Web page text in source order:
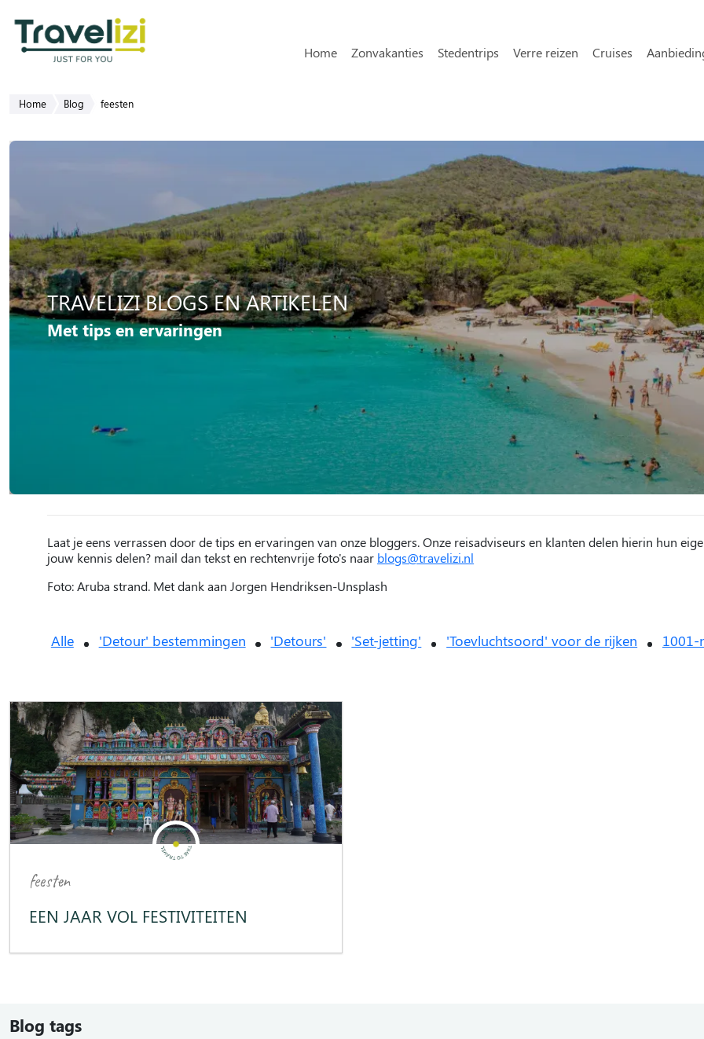
Hoofdnavigatie
Home Zonvakanties Stedentrips Verre reizen Cruises
Home Blog feesten
TRAVELIZI BLOGS EN ARTIKELEN
Met tips en ervaringen
Laat je eens verrassen door de tips en ervaringen van onze bloggers. Onze reisadviseurs en klanten delen hierin hun
jouw kennis delen? mail dan tekst en rechtenvrije foto's naar blogs@travelizi.nl
Foto: Aruba strand. Met dank aan Jorgen Hendriksen-Unsplash
Alle 'Detour' bestemmingen 'Detours' 'Set-jetting' 'Toevluchtsoord' voor de rijken 1001-
feesten
EEN JAAR VOL FESTIVITEITEN
Blog tags